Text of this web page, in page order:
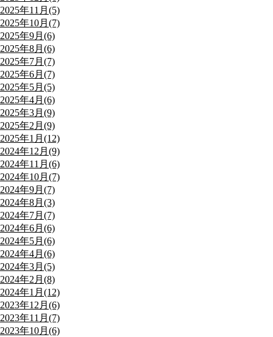
2025年11月(5)
2025年10月(7)
2025年9月(6)
2025年8月(6)
2025年7月(7)
2025年6月(7)
2025年5月(5)
2025年4月(6)
2025年3月(9)
2025年2月(9)
2025年1月(12)
2024年12月(9)
2024年11月(6)
2024年10月(7)
2024年9月(7)
2024年8月(3)
2024年7月(7)
2024年6月(6)
2024年5月(6)
2024年4月(6)
2024年3月(5)
2024年2月(8)
2024年1月(12)
2023年12月(6)
2023年11月(7)
2023年10月(6)